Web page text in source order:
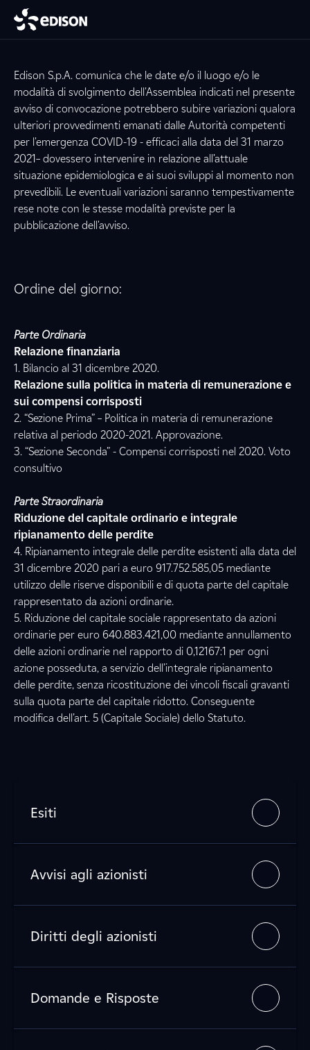
Edison S.p.A. comunica che le date e/o il luogo e/o le
modalità di svolgimento dell'Assemblea indicati nel presente
avviso di convocazione potrebbero subire variazioni qualora
ulteriori provvedimenti emanati dalle Autorità competenti
per l'emergenza COVID-19 - efficaci alla data del 31 marzo
2021– dovessero intervenire in relazione all’attuale
situazione epidemiologica e ai suoi sviluppi al momento non
prevedibili. Le eventuali variazioni saranno tempestivamente
rese note con le stesse modalità previste per la
pubblicazione dell'avviso.
Ordine del giorno:
Parte Ordinaria
Relazione finanziaria
1. Bilancio al 31 dicembre 2020.
Relazione sulla politica in materia di remunerazione e
sui compensi corrisposti
2. “Sezione Prima” – Politica in materia di remunerazione
relativa al periodo 2020-2021. Approvazione.
3. “Sezione Seconda” - Compensi corrisposti nel 2020. Voto
consultivo
Parte Straordinaria
Riduzione del capitale ordinario e integrale
ripianamento delle perdite
4. Ripianamento integrale delle perdite esistenti alla data del
31 dicembre 2020 pari a euro 917.752.585,05 mediante
utilizzo delle riserve disponibili e di quota parte del capitale
rappresentato da azioni ordinarie.
5. Riduzione del capitale sociale rappresentato da azioni
ordinarie per euro 640.883.421,00 mediante annullamento
delle azioni ordinarie nel rapporto di 0,12167:1 per ogni
azione posseduta, a servizio dell’integrale ripianamento
delle perdite, senza ricostituzione dei vincoli fiscali gravanti
sulla quota parte del capitale ridotto. Conseguente
modifica dell’art. 5 (Capitale Sociale) dello Statuto.
Esiti
Avvisi agli azionisti
Diritti degli azionisti
Domande e Risposte